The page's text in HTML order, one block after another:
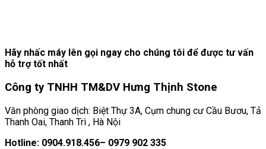
Hãy nhấc máy lên gọi ngay cho chúng tôi để được tư vấn
hỗ trợ tốt nhất
Công ty TNHH TM&DV Hưng Thịnh Stone
Văn phòng giao dịch: Biệt Thự 3A, Cụm chung cư Cầu Bươu, Tả
Thanh Oai, Thanh Trì , Hà Nội
Hotline: 0904.918.456– 0979 902 335